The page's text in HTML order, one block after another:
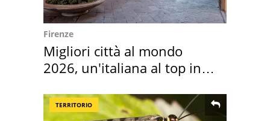
Firenze
Migliori città al mondo
2026, un'italiana al top in
TERRITORIO